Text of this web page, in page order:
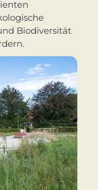
Biodiversität